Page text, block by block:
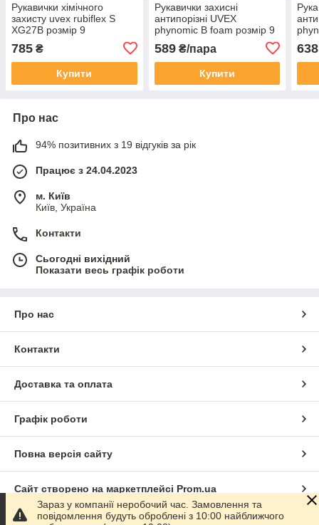
Рукавички хімічного
захисту uvex rubiflex S
XG27B розмір 9
785 ₴
Купити
Рукавички захисні
антипорізні UVEX
phynomic B foam розмір 9
589₴/пара
Купити
638
Про нас
94% позитивних з 19 відгуків за рік
Працює з 24.04.2023
м. Київ
Київ, Україна
Контакти
Сьогодні вихідний
Показати весь графік роботи
Про нас
Контакти
Доставка та оплата
Графік роботи
Повна версія сайту
Сайт створено на маркетплейсі Prom.ua
Зараз у компанії неробочий час. Замовлення та
повідомлення будуть оброблені з 10:00 найближчого